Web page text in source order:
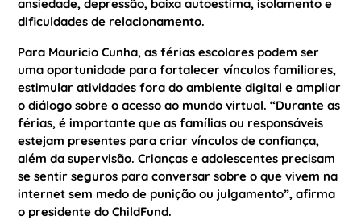
ansiedade, depressão, baixa autoestima, isolamento e
dificuldades de relacionamento.
Para Mauricio Cunha, as férias escolares podem ser
uma oportunidade para fortalecer vínculos familiares,
estimular atividades fora do ambiente digital e ampliar
o diálogo sobre o acesso ao mundo virtual. “Durante as
férias, é importante que as famílias ou responsáveis
estejam presentes para criar vínculos de confiança,
além da supervisão. Crianças e adolescentes precisam
se sentir seguros para conversar sobre o que vivem na
internet sem medo de punição ou julgamento”, afirma
o presidente do ChildFund.